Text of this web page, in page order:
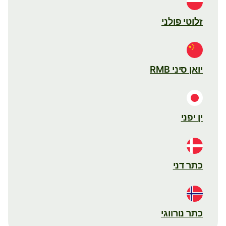
זלוטי פולני
יואן סיני RMB
ין יפני
כתר דני
כתר נורווגי